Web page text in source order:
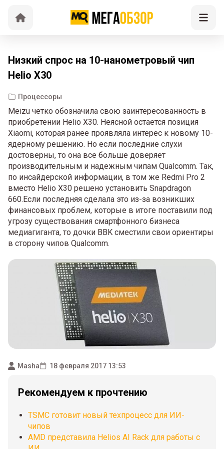
Низкий спрос на 10-нанометровый чип
Helio X30
Процессоры
Meizu четко обозначила свою заинтересованность в
приобретении Helio X30. Неясной остается позиция
Xiaomi, которая ранее проявляла интерес к новому 10-
ядерному решению. Но если последние слухи
достоверны, то она все больше доверяет
производительным и надежным чипам Qualcomm. Так,
по инсайдерской информации, в том же Redmi Pro 2
вместо Helio X30 решено установить Snapdragon
660.Если последняя сделала это из-за возникших
финансовых проблем, которые в итоге поставили под
угрозу существования смартфонного бизнеса
медиагиганта, то дочки BBK сместили свои ориентиры
в сторону чипов Qualcomm.
Masha 18 февраля 2017 13:53
Рекомендуем к прочтению
TSMC готовит новый техпроцесс для ИИ-
чипов
AMD представила Helios AI Rack для работы с